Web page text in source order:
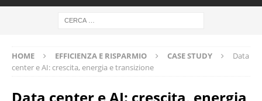
HOME EFFICIENZA E RISPARMIO CASE STUDY
Data
center e AI: crescita, energia e transizione